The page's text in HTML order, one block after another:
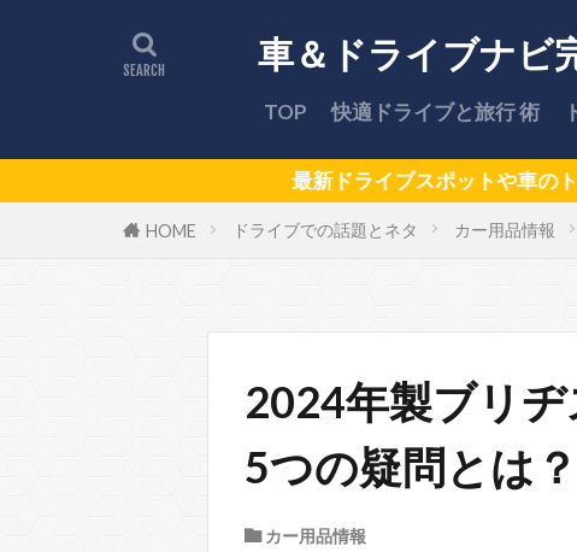
車＆ドライブナビ
TOP 快適ドライブと旅行 術
最新ドライブスポットや車のトラブル解決法を完全
HOME ドライブでの話題とネタ カー用品情報
2024年製ブリ
5つの疑問とは？
カー用品情報